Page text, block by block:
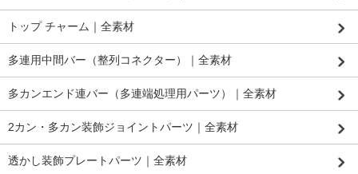
トップ チャーム｜全素材
多連用中間バー（整列コネクター）｜全素材
多カンエンド連バー（多連端処理用パーツ）｜全素材
2カン・多カン装飾ジョイントパーツ｜全素材
透かし装飾プレートパーツ｜全素材